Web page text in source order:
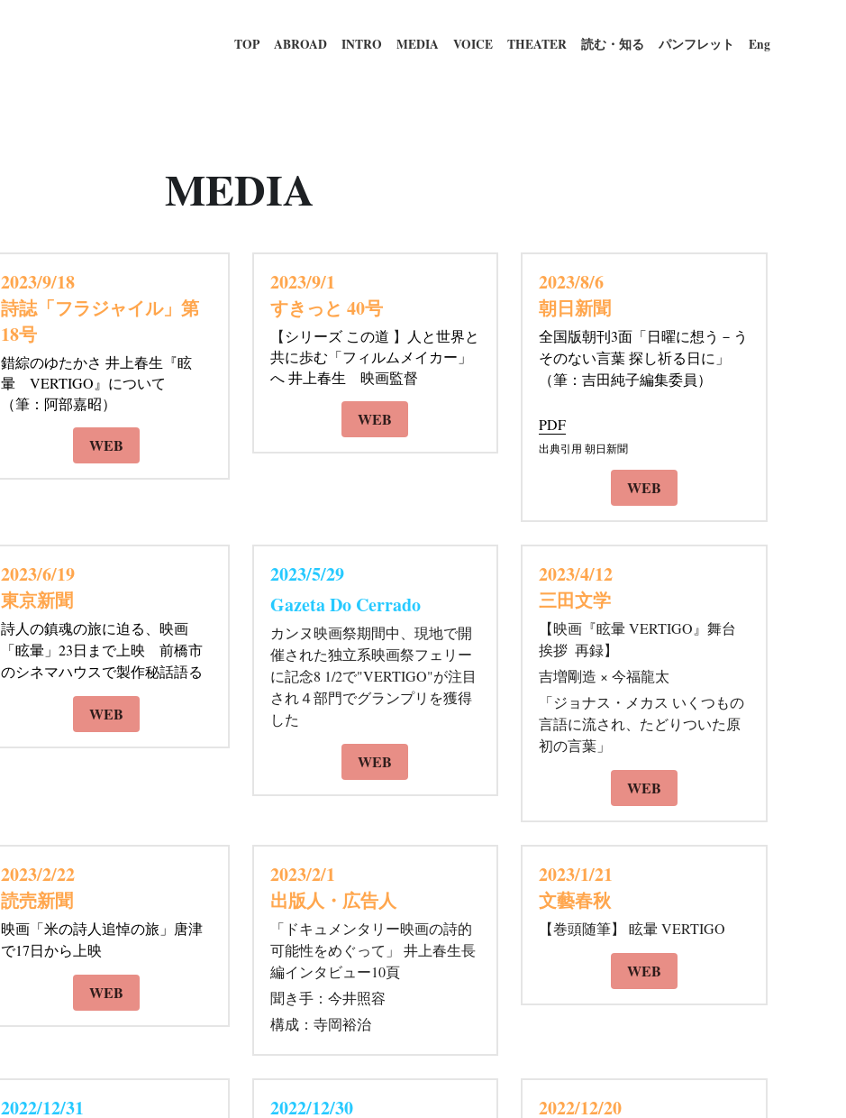
TOP ABROAD INTRO MEDIA VOICE THEATER 読む・知る パンフレット Eng
MEDIA
2023/9/18
詩誌「フラジャイル」第
18号
錯綜のゆたかさ 井上春生『眩
暈　VERTIGO』について
（筆：阿部嘉昭）
WEB
2023/9/1
すきっと 40号
【シリーズ この道 】 人と世界と
共に歩む「フィルムメイカー」
へ 井上春生　映画監督
WEB
2023/8/6
朝日新聞
全国版朝刊3面「日曜に想う－う
そのない言葉 探し祈る日に」
（筆：吉田純子編集委員）
PDF
出典引用 朝日新聞
WEB
2023/6/19
東京新聞
詩人の鎮魂の旅に迫る、映画
「眩暈」23日まで上映　前橋市
のシネマハウスで製作秘話語る
WEB
2023/5/29
Gazeta Do Cerrado
カンヌ映画祭期間中、現地で開
催された独立系映画祭フェリー
に記念8 1/2で"VERTIGO"が注目
され４部門でグランプリを獲得
した
WEB
2023/4/12
三田文学
【映画『眩暈 VERTIGO』舞台
挨拶  再録】
吉増剛造 × 今福龍太
「ジョナス・メカス いくつもの
言語に流され、たどりついた原
WEB
2023/2/22
読売新聞
映画「米の詩人追悼の旅」唐津
で17日から上映
WEB
2023/2/1
出版人・広告人
「ドキュメンタリー映画の詩的
可能性をめぐって」 井上春生長
編インタビュー10頁
聞き手：今井照容
2023/1/21
文藝春秋
【巻頭随筆】 眩暈 VERTIGO
WEB